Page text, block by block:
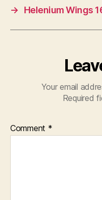
→
Helenium Wings
Your email
Required
Comment *